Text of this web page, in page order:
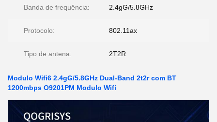
Banda de frequência: 2.4gG/5.8GHz
Protocolo: 802.11ax
Tipo de antena: 2T2R
Modulo Wifi6 2.4gG/5.8GHz Dual-Band 2t2r com BT
1200mbps O9201PM Modulo Wifi